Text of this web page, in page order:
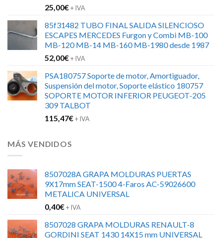
25,00€+ IVA
85f31482 TUBO FINAL SALIDA SILENCIOSO
ESCAPES MERCEDES Furgon y Combi MB-100
MB-120 MB-14 MB-160 MB-1980 desde 1987
52,00€+ IVA
PSA180757 Soporte de motor, Amortiguador,
Suspensión del motor, Soporte elástico 180757
SOPORTE MOTOR INFERIOR PEUGEOT-205
309 TALBOT
115,47€+ IVA
MÁS VENDIDOS
8507028A GRAPA MOLDURAS PUERTAS
9X17mm SEAT-1500 4-Faros AC-59026600
METALICA UNIVERSAL
0,40€+ IVA
8507028 GRAPA MOLDURAS RENAULT-8
GORDINI SEAT 1430 14X15 mm UNIVERSAL